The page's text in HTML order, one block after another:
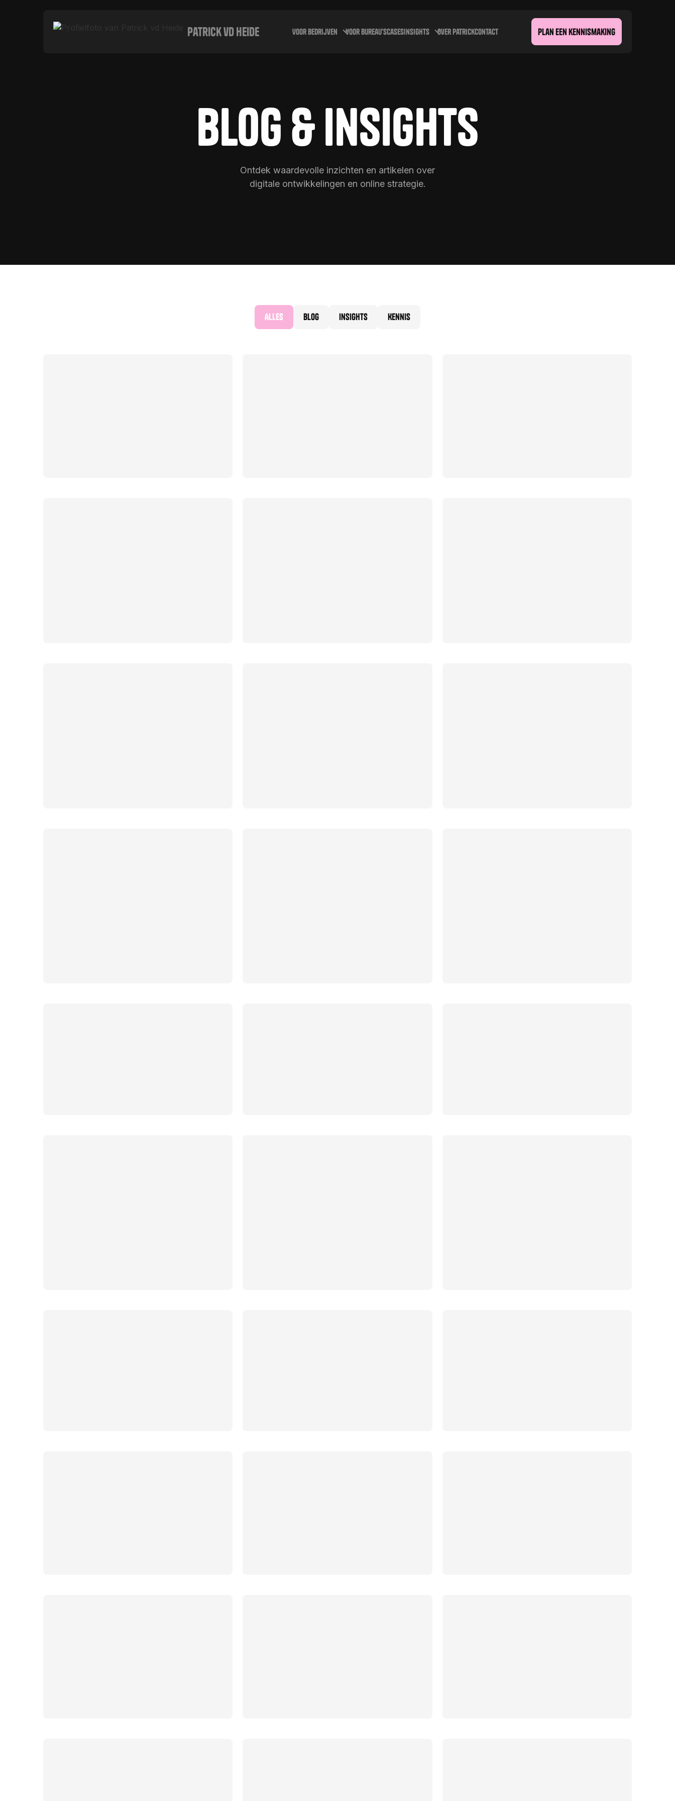
Patrick vd Heide Voor bedrijven Voor bureau'scasesInsights Over patrickContact
plan een kennismaking
plan een kennismaking
Blog & Insights
Ontdek waardevolle inzichten en artikelen over
digitale ontwikkelingen en online strategie.
Alles Blog Insights Kennis